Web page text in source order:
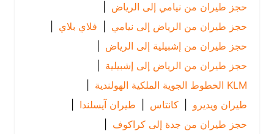
حجز طيران من نيامي إلى الرياض
|
حجز طيران من الرياض إلى نيامي | فلاي بلاي
حجز طيران من إشبيلية إلى الرياض
|
حجز طيران من الرياض إلى إشبيلية |
|
طيران ويديرو
| كانتاس | طيران آيسلندا |
حجز طيران من جدة إلى كراكوف |